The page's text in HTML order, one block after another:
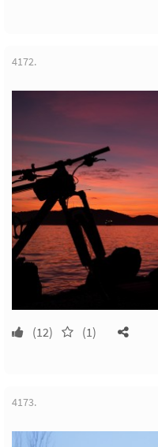
4172.
(12) (1)
4173.